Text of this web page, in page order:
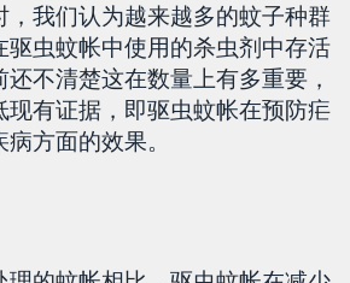
，我们认为越来越多的蚊子种群
驱虫蚊帐中使用的杀虫剂中存活
不清楚这在数量上有多重要，
现有证据，即驱虫蚊帐在预防疟
方面的效果。